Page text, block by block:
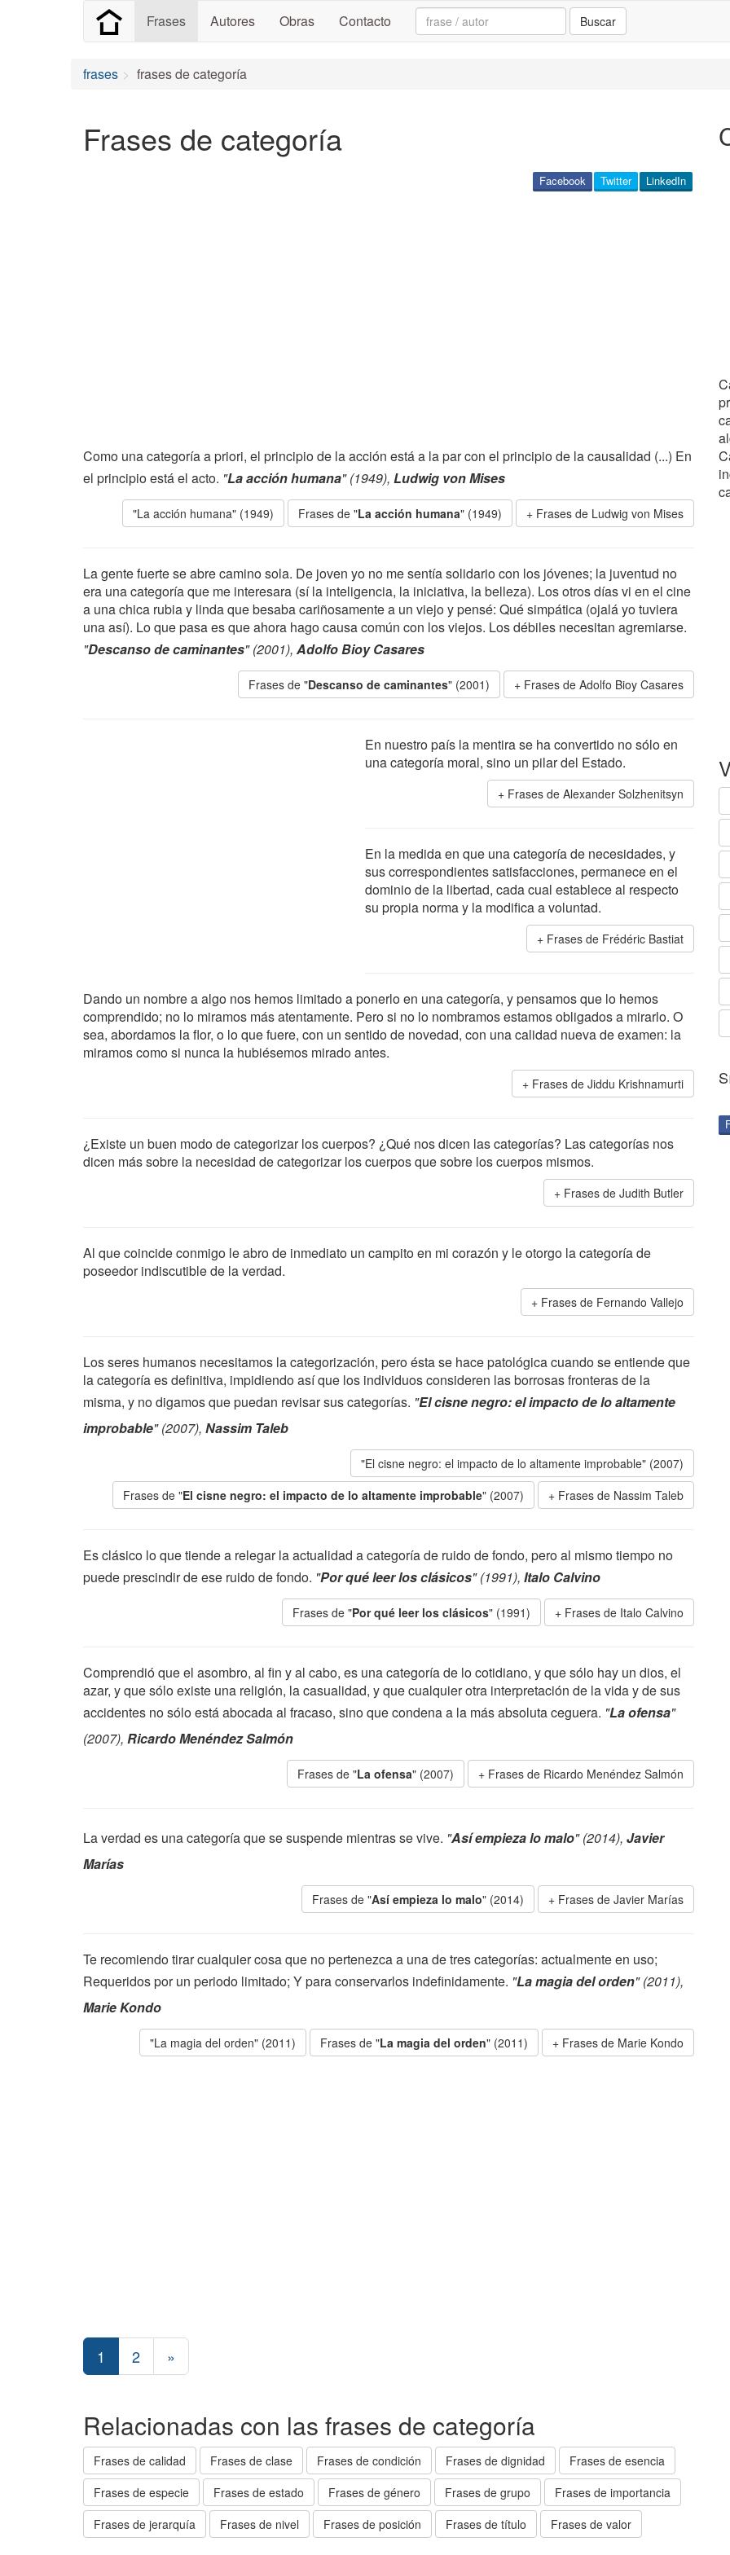
Frases Autores Obras Contacto Search: Buscar
frases frases de categoría
Frases de categoría
LinkedIn
Twitter
Facebook
Como una categoría a priori, el principio de la acción está a la par con el principio de la causalidad (...) En
el principio está el acto. "La acción humana" (1949), Ludwig von Mises
"La acción humana" (1949) Frases de "La acción humana" (1949) Frases de Ludwig von Mises
La gente fuerte se abre camino sola. De joven yo no me sentía solidario con los jóvenes; la juventud no
era una categoría que me interesara (sí la inteligencia, la iniciativa, la belleza). Los otros días vi en el cine
a una chica rubia y linda que besaba cariñosamente a un viejo y pensé: Qué simpática (ojalá yo tuviera
una así). Lo que pasa es que ahora hago causa común con los viejos. Los débiles necesitan agremiarse.
"Descanso de caminantes" (2001), Adolfo Bioy Casares
Frases de "Descanso de caminantes" (2001) Frases de Adolfo Bioy Casares
En nuestro país la mentira se ha convertido no sólo en
una categoría moral, sino un pilar del Estado.
Frases de Alexander Solzhenitsyn
En la medida en que una categoría de necesidades, y
sus correspondientes satisfacciones, permanece en el
dominio de la libertad, cada cual establece al respecto
su propia norma y la modifica a voluntad.
Frases de Frédéric Bastiat
Dando un nombre a algo nos hemos limitado a ponerlo en una categoría, y pensamos que lo hemos
comprendido; no lo miramos más atentamente. Pero si no lo nombramos estamos obligados a mirarlo. O
sea, abordamos la flor, o lo que fuere, con un sentido de novedad, con una calidad nueva de examen: la
miramos como si nunca la hubiésemos mirado antes.
Frases de Jiddu Krishnamurti
¿Existe un buen modo de categorizar los cuerpos? ¿Qué nos dicen las categorías? Las categorías nos
dicen más sobre la necesidad de categorizar los cuerpos que sobre los cuerpos mismos.
Frases de Judith Butler
Al que coincide conmigo le abro de inmediato un campito en mi corazón y le otorgo la categoría de
poseedor indiscutible de la verdad.
Frases de Fernando Vallejo
Los seres humanos necesitamos la categorización, pero ésta se hace patológica cuando se entiende que
la categoría es definitiva, impidiendo así que los individuos consideren las borrosas fronteras de la
misma, y no digamos que puedan revisar sus categorías. "El cisne negro: el impacto de lo altamente
improbable" (2007), Nassim Taleb
"El cisne negro: el impacto de lo altamente improbable" (2007)
Frases de "El cisne negro: el impacto de lo altamente improbable" (2007) Frases de Nassim Taleb
Es clásico lo que tiende a relegar la actualidad a categoría de ruido de fondo, pero al mismo tiempo no
puede prescindir de ese ruido de fondo. "Por qué leer los clásicos" (1991), Italo Calvino
Frases de "Por qué leer los clásicos" (1991) Frases de Italo Calvino
Comprendió que el asombro, al fin y al cabo, es una categoría de lo cotidiano, y que sólo hay un dios, el
azar, y que sólo existe una religión, la casualidad, y que cualquier otra interpretación de la vida y de sus
accidentes no sólo está abocada al fracaso, sino que condena a la más absoluta ceguera. "La ofensa"
(2007), Ricardo Menéndez Salmón
Frases de "La ofensa" (2007) Frases de Ricardo Menéndez Salmón
La verdad es una categoría que se suspende mientras se vive. "Así empieza lo malo" (2014), Javier
Marías
Frases de "Así empieza lo malo" (2014) Frases de Javier Marías
Te recomiendo tirar cualquier cosa que no pertenezca a una de tres categorías: actualmente en uso;
Requeridos por un periodo limitado; Y para conservarlos indefinidamente. "La magia del orden" (2011),
Marie Kondo
"La magia del orden" (2011) Frases de "La magia del orden" (2011) Frases de Marie Kondo
1 2 »
Relacionadas con las frases de categoría
Frases de calidad Frases de clase Frases de condición Frases de dignidad
Frases de esencia
Frases de especie
Frases de estado Frases de género Frases de grupo
Frases de importancia
Frases de jerarquía
Frases de nivel Frases de posición Frases de título Frases de valor